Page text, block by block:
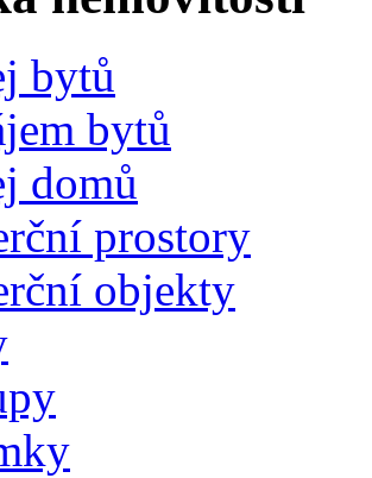
bytů
bytů
domů
prostory
objekty